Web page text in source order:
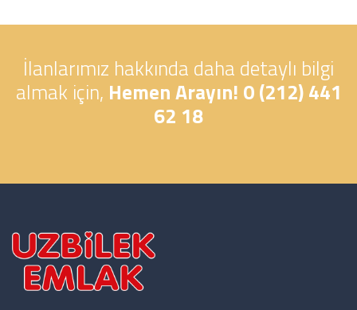
İlanlarımız hakkında daha detaylı bilgi
almak için, Hemen Arayın! 0 (212) 441
62 18